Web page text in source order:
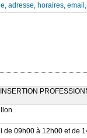
adresse, horaires,
de 09h00 à 12h00 et de